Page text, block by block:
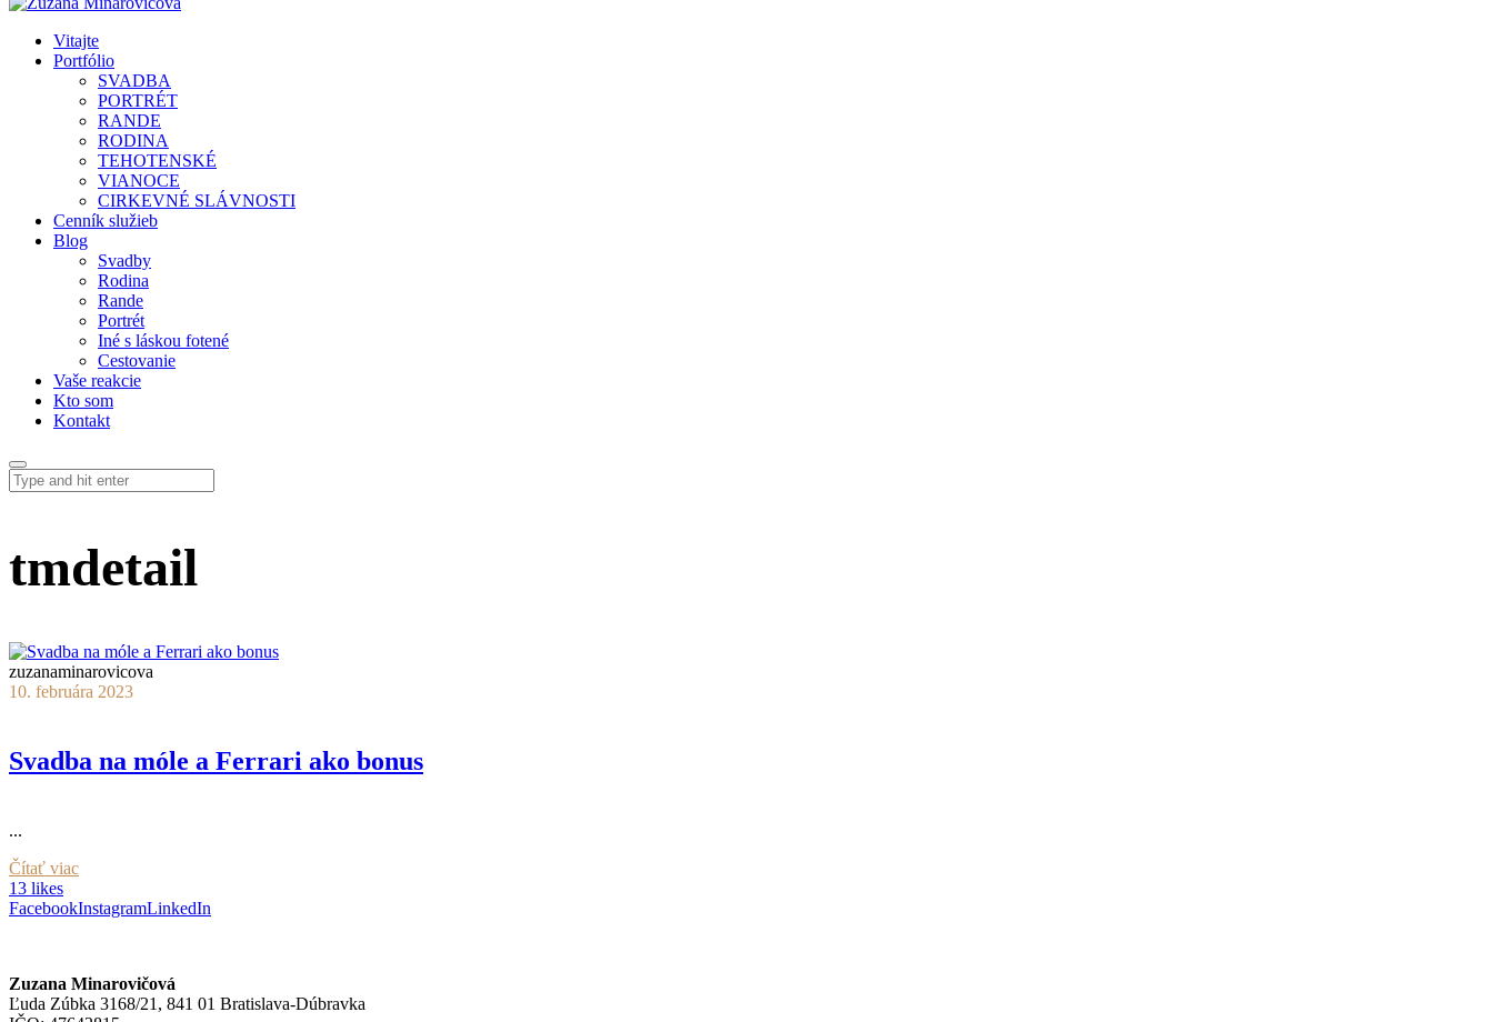
Vitajte
Portfólio
SVADBA
PORTRÉT
RANDE
RODINA
TEHOTENSKÉ
VIANOCE
CIRKEVNÉ SLÁVNOSTI
Cenník služieb
Blog
Svadby
Rodina
Rande
Portrét
Iné s láskou fotené
Cestovanie
Vaše reakcie
Kto som
Kontakt
tmdetail
zuzanaminarovicova
10. februára 2023
Svadba na móle a Ferrari ako bonus
...
Čítať viac
13 likes
FacebookInstagramLinkedIn
Zuzana Minarovičová
Ľuda Zúbka 3168/21, 841 01 Bratislava-Dúbravka